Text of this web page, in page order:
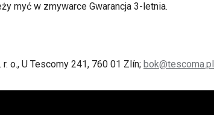
myć w zmywarce Gwarancja 3-letnia.
o., U Tescomy 241, 760 01 Zlín; bok@tescoma.pl